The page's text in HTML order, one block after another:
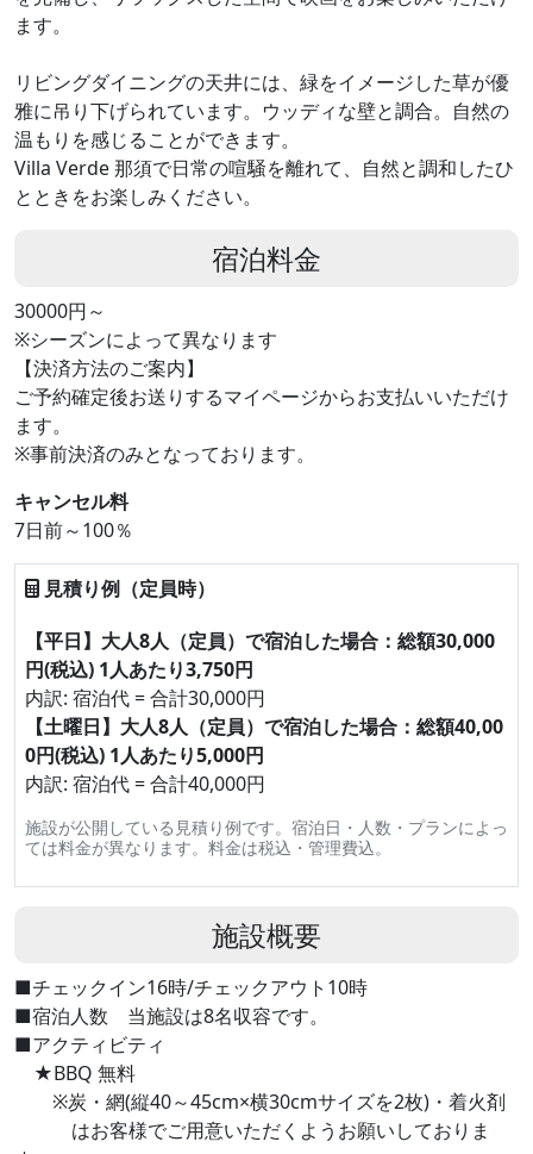
ます。
リビングダイニングの天井には、緑をイメージした草が優
雅に吊り下げられています。ウッディな壁と調合。自然の
温もりを感じることができます。
Villa Verde 那須で日常の喧騒を離れて、自然と調和したひ
とときをお楽しみください。
宿泊料金
30000円～
※シーズンによって異なります
【決済方法のご案内】
ご予約確定後お送りするマイページからお支払いいただけ
ます。
※事前決済のみとなっております。
キャンセル料
7日前～100％
見積り例（定員時）
【平日】大人8人（定員）で宿泊した場合：総額30,000
円(税込) 1人あたり3,750円
内訳: 宿泊代 = 合計30,000円
【土曜日】大人8人（定員）で宿泊した場合：総額40,00
0円(税込) 1人あたり5,000円
内訳: 宿泊代 = 合計40,000円
施設が公開している見積り例です。宿泊日・人数・プランによっ
ては料金が異なります。料金は税込・管理費込。
施設概要
■チェックイン16時/チェックアウト10時
■宿泊人数 当施設は8名収容です。
■アクティビティ
★BBQ 無料
※炭・網(縦40～45cm×横30cmサイズを2枚)・着火剤
はお客様でご用意いただくようお願いしておりま